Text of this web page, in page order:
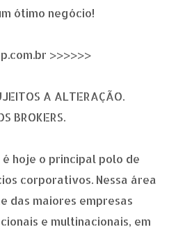
ótimo negócio!
>>>>>>
A ALTERAÇÃO.
BROKERS.
hoje o principal polo de
corporativos. Nessa área
das maiores empresas
e multinacionais, em